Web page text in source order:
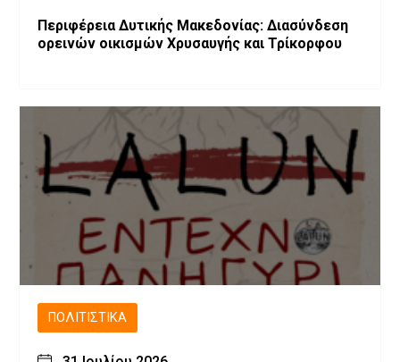
Περιφέρεια Δυτικής Μακεδονίας: Διασύνδεση
ορεινών οικισμών Χρυσαυγής και Τρίκορφου
ΠΟΛΙΤΙΣΤΙΚΆ